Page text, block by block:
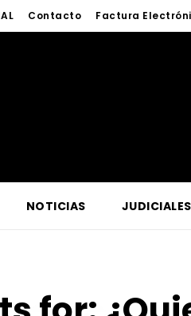
Contacto Factura
NOTICIAS JUDICIALES